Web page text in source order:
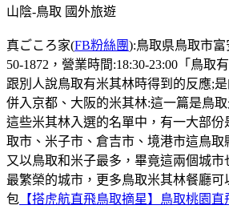
山陰-鳥取 國外旅遊
真ごころ家(FB粉絲團):鳥取県鳥取市富
50-1872，營業時間:18:30-23:00「鳥取
跟別人說鳥取有米其林時得到的反應;
併入京都、大阪的米其林:這一篇是鳥
這些米其林入選的名單中，有一大部
取市、米子市、倉吉市、境港市這鳥取
又以鳥取和米子最多，畢竟這兩個城市
最繁榮的城市，更多鳥取米其林餐廳可
包 【搭虎航直飛鳥取摘星】鳥取桃園